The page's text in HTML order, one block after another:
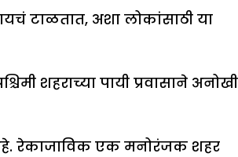
टाळतात, अशा लोकांसाठी या
शहराच्या पायी प्रवासाने अनोखी
रेकाजाविक एक मनोरंजक शहर